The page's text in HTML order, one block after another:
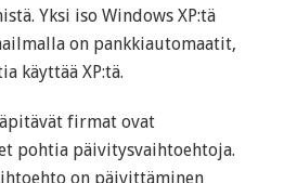
Yksi iso Windows XP:tä
on pankkiautomaatit,
käyttää XP:tä.
firmat ovat
pohtia päivitysvaihtoehtoja.
on päivittäminen